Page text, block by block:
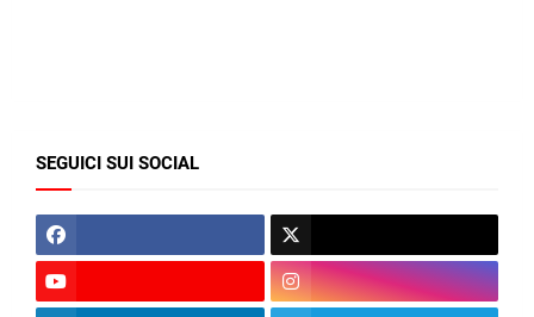
SEGUICI SUI SOCIAL